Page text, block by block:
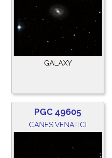
GALAXY
PGC 49605
CANES VENATICI